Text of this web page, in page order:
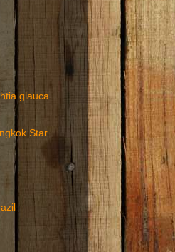
glauca
Star